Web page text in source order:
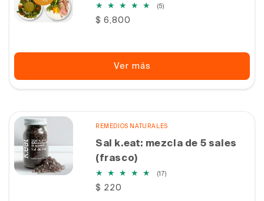
(5)5
Precio
$ 6,800
Ver más
REMEDIOS NATURALES
Sal k.eat: mezcla de 5 sales
(frasco)
(17)17
Precio
$ 220